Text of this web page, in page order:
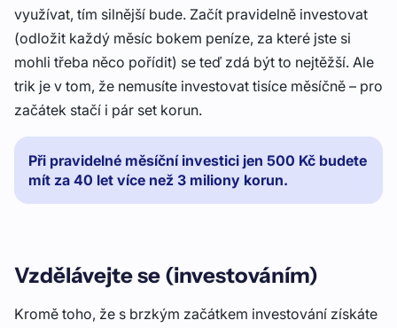
využívat, tím silnější bude. Začít pravidelně investovat
(odložit každý měsíc bokem peníze, za které jste si
mohli třeba něco pořídit) se teď zdá být to nejtěžší. Ale
trik je v tom, že nemusíte investovat tisíce měsíčně – pro
začátek stačí i pár set korun.
Při pravidelné měsíční investici jen 500 Kč budete
mít za 40 let více než 3 miliony korun.
Vzdělávejte se (investováním)
Kromě toho, že s brzkým začátkem investování získáte